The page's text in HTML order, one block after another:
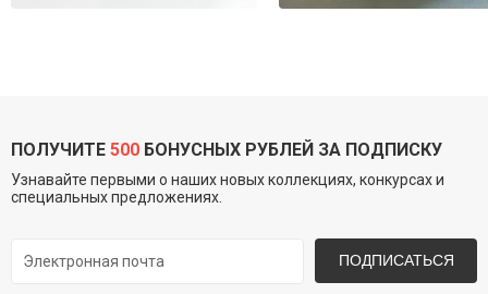
ПОЛУЧИТЕ 500 БОНУСНЫХ РУБЛЕЙ ЗА ПОДПИСКУ
Узнавайте первыми о наших новых коллекциях, конкурсах и
специальных предложениях.
ПОДПИСАТЬСЯ